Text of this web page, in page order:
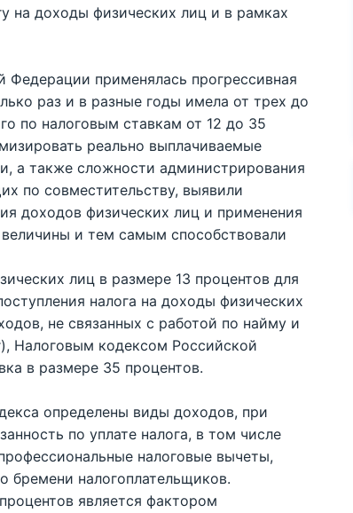
на доходы физических лиц и в рамках
Федерации применялась прогрессивная
раз и в разные годы имела от трех до
по налоговым ставкам от 12 до 35
реально выплачиваемые
а также сложности администрирования
по совместительству, выявили
доходов физических лиц и применения
и тем самым способствовали
лиц в размере 13 процентов для
налога на доходы физических
не связанных с работой по найму и
Налоговым кодексом Российской
в размере 35 процентов.
определены виды доходов, при
по уплате налога, в том числе
налоговые вычеты,
бремени налогоплательщиков.
является фактором